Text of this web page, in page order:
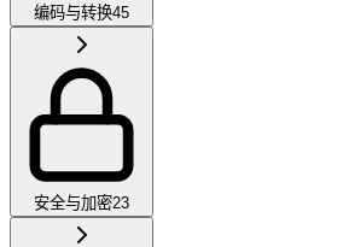
编码与转换45
安全与加密23